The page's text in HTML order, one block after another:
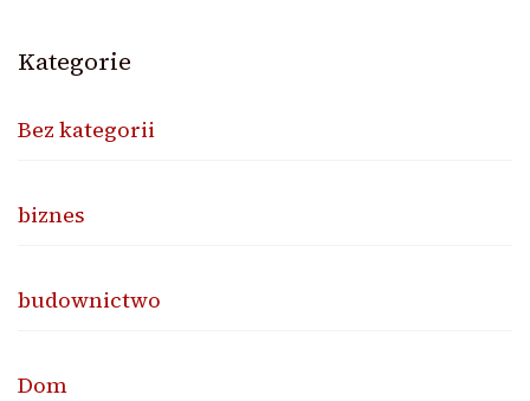
Kategorie
Bez kategorii
biznes
budownictwo
Dom